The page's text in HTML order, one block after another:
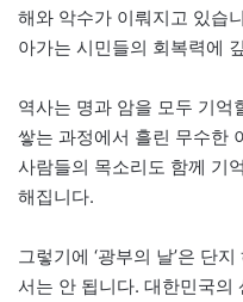
해와 악수가 이뤄지고 있습
아가는 시민들의 회복력에
역사는 명과 암을 모두 기억
쌓는 과정에서 흘린 무수한
사람들의 목소리도 함께 기
해집니다.
그렇기에 ‘광부의 날’은 단
서는 안 됩니다. 대한민국의